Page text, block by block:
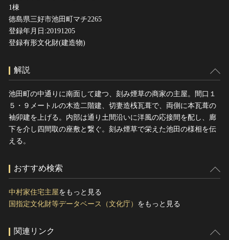
1棟
徳島県三好市池田町マチ2265
登録年月日:20191205
登録有形文化財(建造物)
解説
池田町の中通りに南面して建つ、刻み煙草の商家の主屋。間口１
５・９メートルの木造二階建、切妻造桟瓦葺で、両側に本瓦葺の
袖卯建を上げる。内部は通り土間沿いに洋風の応接間を配し、廊
下を介し四間取の座敷と繋ぐ。刻み煙草で栄えた池田の様相を伝
える。
おすすめ検索
中村家住宅主屋をもっと見る
国指定文化財等データベース（文化庁） をもっと見る
関連リンク